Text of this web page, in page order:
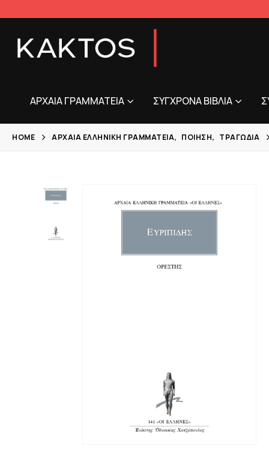
ΑΡΧΑΊΑ ΓΡΑΜΜΑΤΕΊΑ ΣΎΓΧΡΟΝΑ ΒΙΒΛΊΑ
HOME ΑΡΧΑΊΑ ΕΛΛΗΝΙΚΉ ΓΡΑΜΜΑΤΕΊΑ, ΠΟΊΗΣΗ, ΤΡΑΓΩΔΊΑ